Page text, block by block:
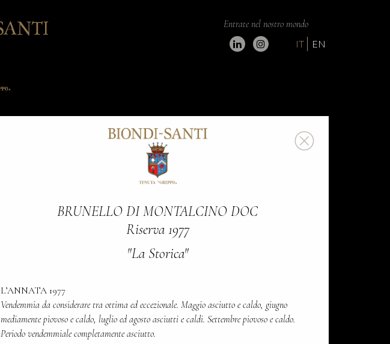
Entrate nel nostro mondo
IT EN
BRUNELLO DI MONTALCINO DOC
Riserva 1977
"La Storica"
L’ANNATA 1977
Vendemmia da considerare tra ottima ed eccezionale. Maggio asciutto e caldo, giugno
mediamente piovoso e caldo, luglio ed agosto asciutti e caldi. Settembre piovoso e caldo.
Periodo vendemmiale completamente asciutto.